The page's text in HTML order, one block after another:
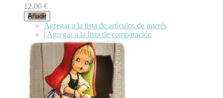
12,00 €
Añadir
Agregar a la lista de artículos de interés
| Agregar a la lista de comparación